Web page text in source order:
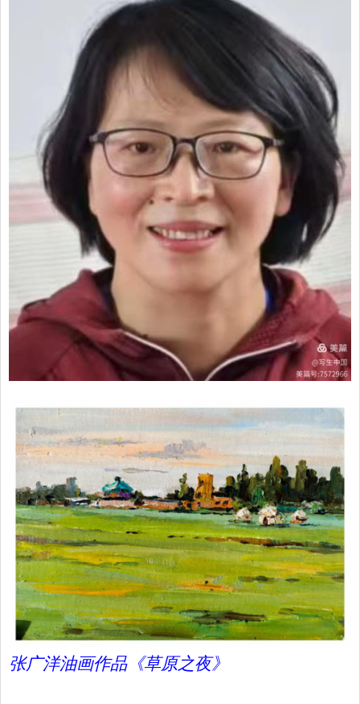
张广洋油画作品《草原之夜》